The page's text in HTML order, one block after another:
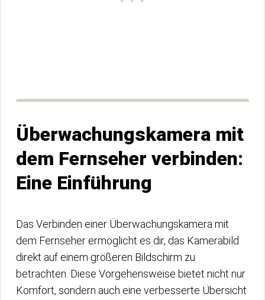
Überwachungskamera mit
dem Fernseher verbinden:
Eine Einführung
Das Verbinden einer Überwachungskamera mit
dem Fernseher ermöglicht es dir, das Kamerabild
direkt auf einem größeren Bildschirm zu
betrachten. Diese Vorgehensweise bietet nicht nur
Komfort, sondern auch eine verbesserte Übersicht